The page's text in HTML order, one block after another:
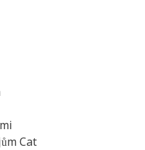
Cat